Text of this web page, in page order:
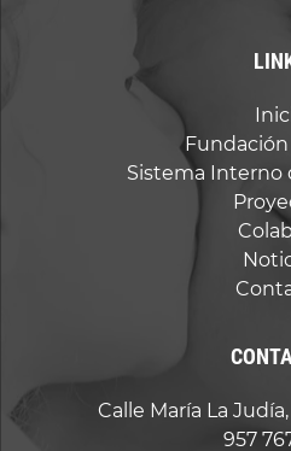
Sistema Interno
Calle María La Judía,
957